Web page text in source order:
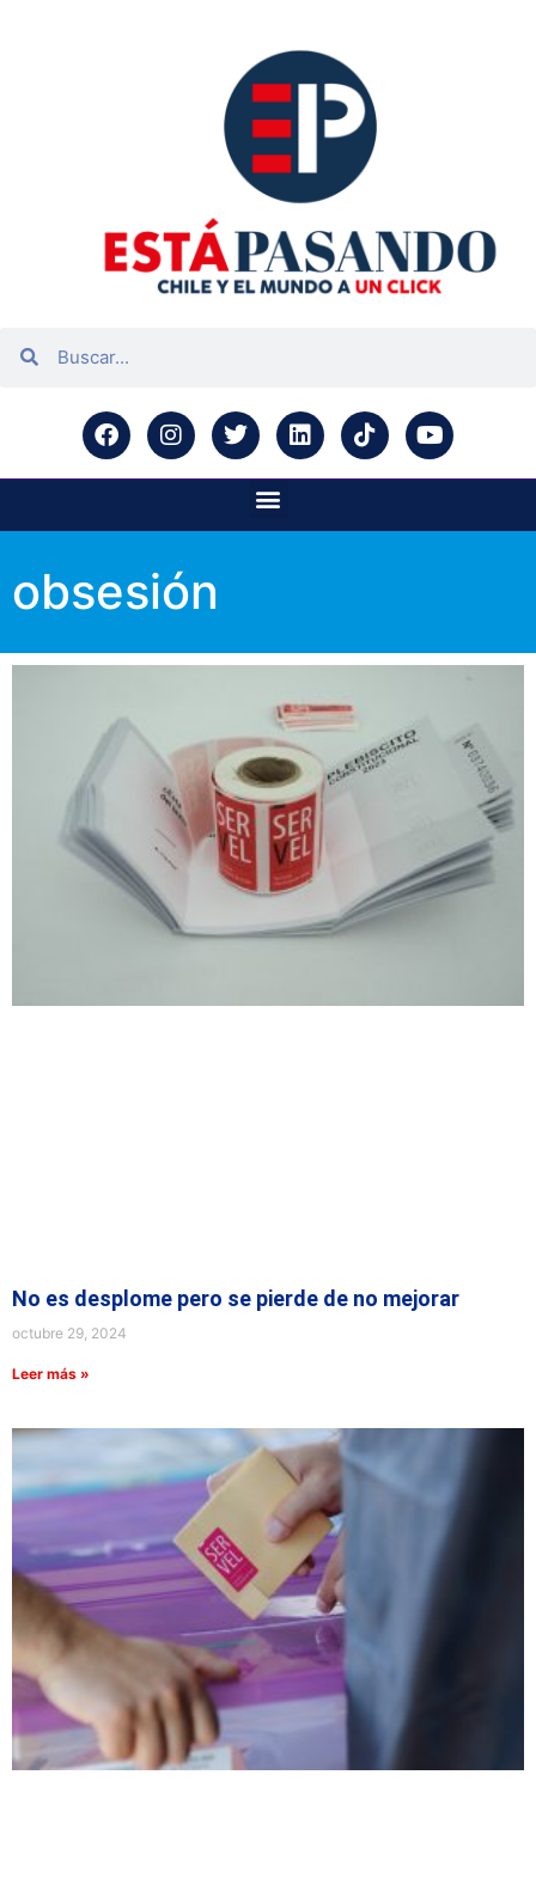
obsesión
No es desplome pero se pierde de no mejorar
octubre 29, 2024
Leer más »